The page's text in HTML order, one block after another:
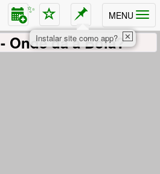
MENU
✨
- Onde dá a Bola?✕
Instalar site como app?